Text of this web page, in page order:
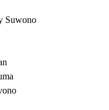
Suwono